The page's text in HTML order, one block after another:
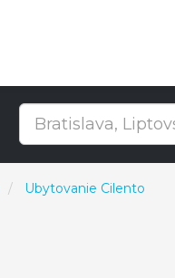
Ubytovanie Cilento